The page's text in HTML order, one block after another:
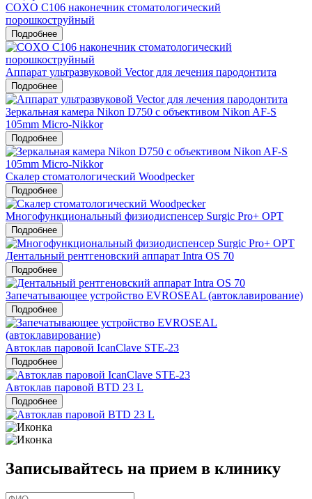
COXO C106 наконечник стоматологический
порошкоструйный
Подробнее
Аппарат ультразвуковой Vector для лечения пародонтита
Подробнее
Зеркальная камера Nikon D750 c объективом Nikon AF-S
105mm Micro-Nikkor
Подробнее
Скалер стоматологический Woodpecker
Подробнее
Многофункциональный физиодиспенсер Surgic Pro+ OPT
Подробнее
Дентальный рентгеновский аппарат Intra OS 70
Подробнее
Запечатывающее устройство EVROSEAL (автоклавирование)
Подробнее
Автоклав паровой IcanClave STE-23
Подробнее
Автоклав паровой BTD 23 L
Подробнее
Записывайтесь на прием в клинику